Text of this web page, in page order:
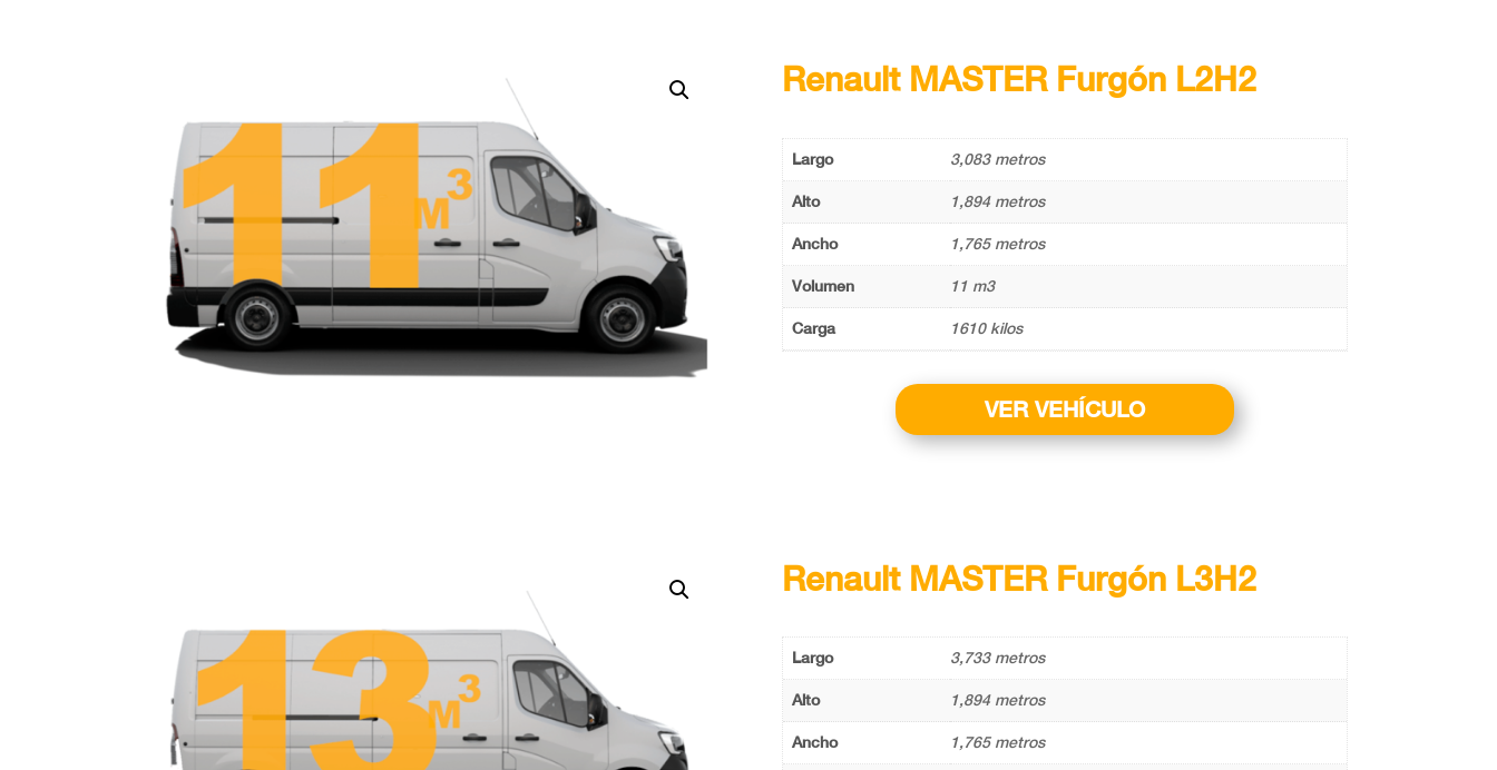
Renault MASTER Furgón L2H2
Largo 3,083 metros
Alto 1,894 metros
Ancho 1,765 metros
Volumen 11 m3
Carga 1610 kilos
VER VEHÍCULO
Renault MASTER Furgón L3H2
Largo 3,733 metros
Alto 1,894 metros
Ancho 1,765 metros